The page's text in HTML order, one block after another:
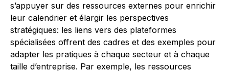
s’appuyer sur des ressources externes pour enrichir
leur calendrier et élargir les perspectives
stratégiques: les liens vers des plateformes
spécialisées offrent des cadres et des exemples pour
adapter les pratiques à chaque secteur et à chaque
taille d’entreprise. Par exemple, les ressources